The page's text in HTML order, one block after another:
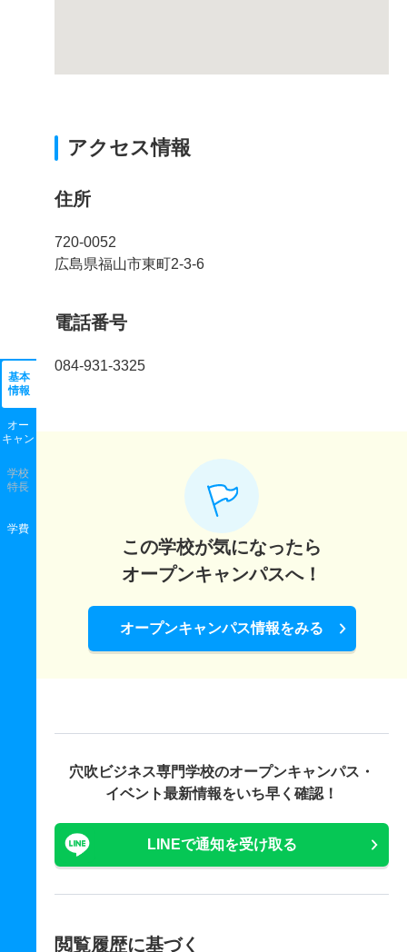
基本
情報
オー
キャン
学校
特長
学費
アクセス情報
住所
720-0052
広島県福山市東町2-3-6
電話番号
084-931-3325
この学校が気になったら
オープンキャンパスへ！
オープンキャンパス情報をみる
穴吹ビジネス専門学校のオープンキャンパス・
イベント最新情報をいち早く確認！
LINEで通知を受け取る
閲覧履歴に基づく